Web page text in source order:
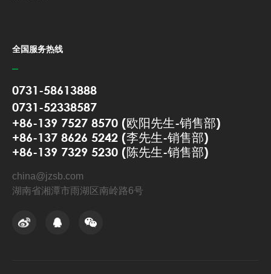
全国服务热线
0731-58613888
0731-52338587
+86-139 7527 8570 (欧阳先生-销售部)
+86-137 8626 5242 (李先生-销售部)
+86-139 7329 5230 (陈先生-销售部)
china@jzsb.com
湖南省湘潭市雨湖区南岭路6号